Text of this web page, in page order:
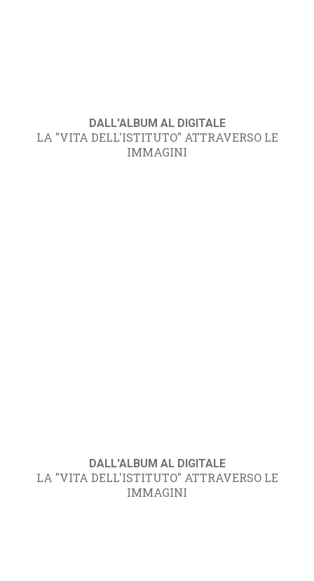
DALL'ALBUM AL DIGITALE
LA "VITA DELL'ISTITUTO" ATTRAVERSO LE
IMMAGINI
DALL'ALBUM AL DIGITALE
LA "VITA DELL'ISTITUTO" ATTRAVERSO LE
IMMAGINI